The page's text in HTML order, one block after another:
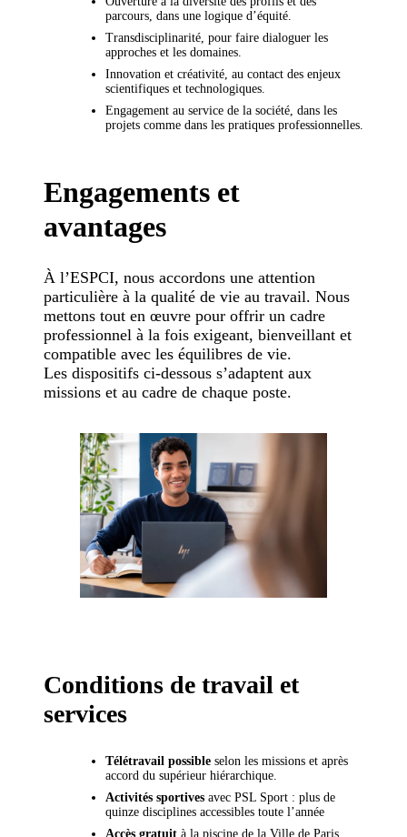
parcours, dans une logique d’équité.
Transdisciplinarité, pour faire dialoguer les
approches et les domaines.
Innovation et créativité, au contact des enjeux
scientifiques et technologiques.
Engagement au service de la société, dans les
projets comme dans les pratiques professionnelles.
Engagements et
avantages
À l’ESPCI, nous accordons une attention
particulière à la qualité de vie au travail. Nous
mettons tout en œuvre pour offrir un cadre
professionnel à la fois exigeant, bienveillant et
compatible avec les équilibres de vie.
Les dispositifs ci-dessous s’adaptent aux
missions et au cadre de chaque poste.
Conditions de travail et
services
Télétravail possible selon les missions et après
accord du supérieur hiérarchique.
Activités sportives avec PSL Sport : plus de
quinze disciplines accessibles toute l’année
Accès gratuit à la piscine de la Ville de Paris